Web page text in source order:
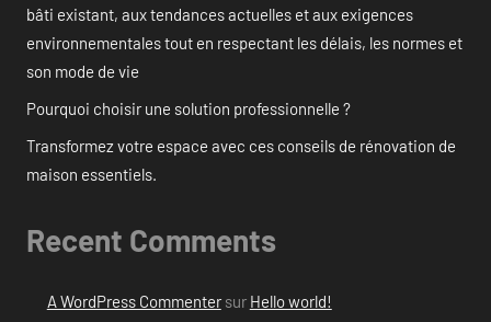
bâti existant, aux tendances actuelles et aux exigences
environnementales tout en respectant les délais, les normes et
son mode de vie
Pourquoi choisir une solution professionnelle ?
Transformez votre espace avec ces conseils de rénovation de
maison essentiels.
Recent Comments
A WordPress Commentersur Hello world!